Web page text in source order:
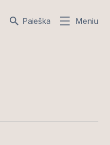
Paieška Meniu